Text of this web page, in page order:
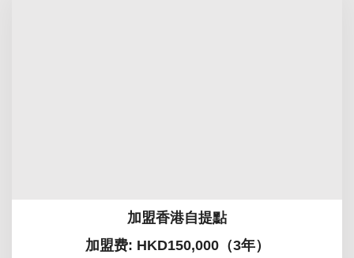
加盟香港自提點
加盟费: HKD150,000（3年）